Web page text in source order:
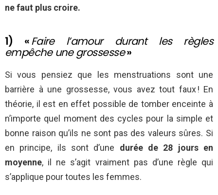
ne faut plus croire.
1) «Faire l’amour durant les règles
empêche une grossesse»
Si vous pensiez que les menstruations sont une
barrière à une grossesse, vous avez tout faux ! En
théorie, il est en effet possible de tomber enceinte à
n’importe quel moment des cycles pour la simple et
bonne raison qu’ils ne sont pas des valeurs sûres. Si
en principe, ils sont d’une durée de 28 jours en
moyenne, il ne s’agit vraiment pas d’une règle qui
s’applique pour toutes les femmes.